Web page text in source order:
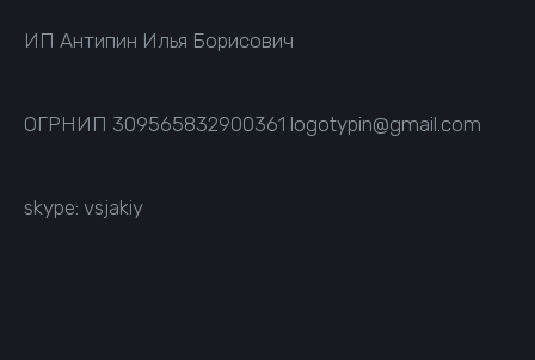
ИП Антипин Илья Борисович
ОГРНИП 309565832900361 logotypin@gmail.com
skype: vsjakiy